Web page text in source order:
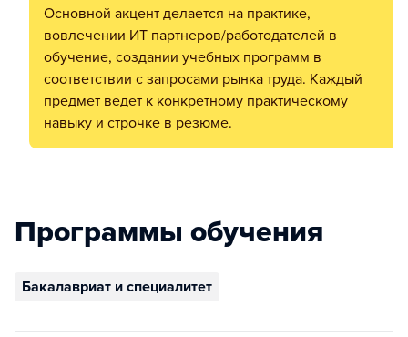
Основной акцент делается на практике,
вовлечении ИТ партнеров/работодателей в
обучение, создании учебных программ в
соответствии с запросами рынка труда. Каждый
предмет ведет к конкретному практическому
навыку и строчке в резюме.
Программы обучения
Бакалавриат и специалитет